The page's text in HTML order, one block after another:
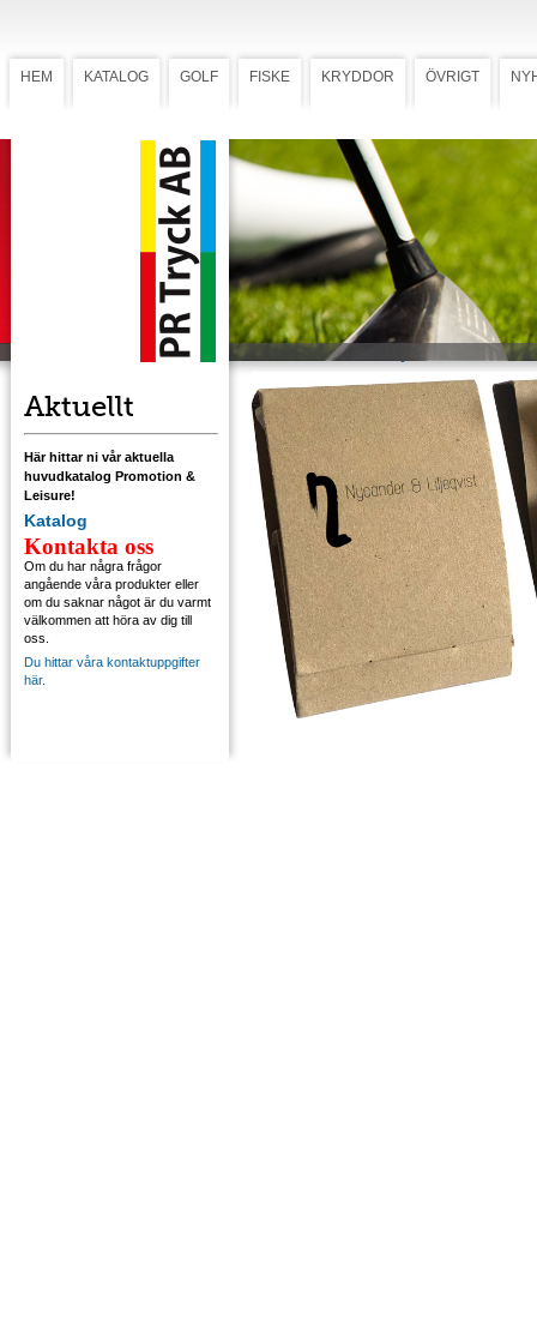
HEM KATALOG GOLF FISKE KRYDDOR ÖVRIGT
Aktuellt
Här hittar ni vår aktuella
huvudkatalog Promotion &
Leisure!
Katalog
Kontakta oss
Om du har några frågor
angående våra produkter eller
om du saknar något är du varmt
välkommen att höra av dig till
oss.
Du hittar våra kontaktuppgifter
här.
Matchbook Miljö
Matchbook Miljö
Startkit med fyra peggar och
i trä. Omslaget i kartong av 100% returfiber.
färgstryckt innehållet och flerfärgstryckt
omslag.
Ladda ner mall med tryckstorlek 2 1/8
Ladda ner mall med tryckstorlek 2 3/4
Ladda ner mall med tryckstorlek 3 1/4